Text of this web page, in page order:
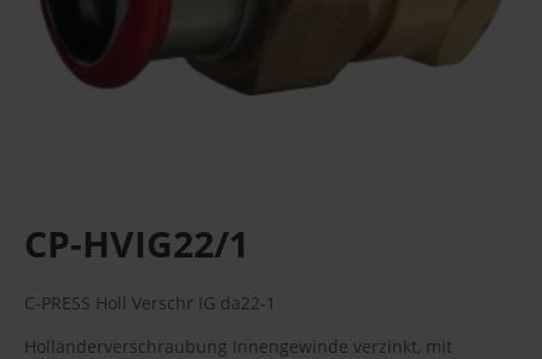
CP-HVIG22/1
C-PRESS Holl Verschr IG da22-1
Holländerverschraubung Innengewinde verzinkt, mit